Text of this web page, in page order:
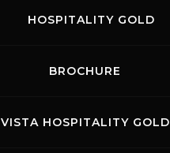
HOSPITALITY GOLD
BROCHURE
VISTA HOSPITALITY GOLD